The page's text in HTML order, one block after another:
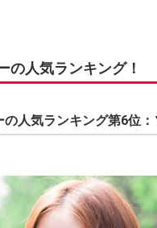
の人気ランキング！
の人気ランキング第6位